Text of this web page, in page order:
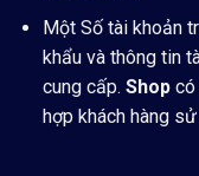
Một Số tài khoản
khẩu và thông tin
cung cấp. Shopcó
hợp khách hàng